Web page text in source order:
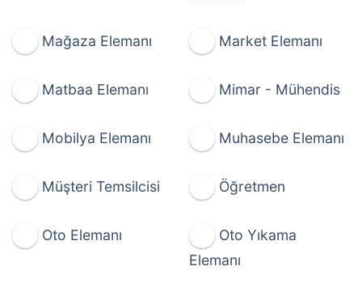
Mağaza Elemanı Market Elemanı
Matbaa Elemanı Mimar - Mühendis
Mobilya Elemanı Muhasebe Elemanı
Müşteri Temsilcisi Öğretmen
Oto Elemanı
Oto Yıkama
Elemanı